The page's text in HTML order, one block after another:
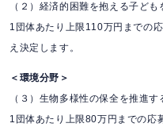
（２）経済的困難を抱える子ど
1団体あたり上限110万円までの
え決定します。
＜環境分野＞
（３）生物多様性の保全を推進す
1団体あたり上限80万円までの応